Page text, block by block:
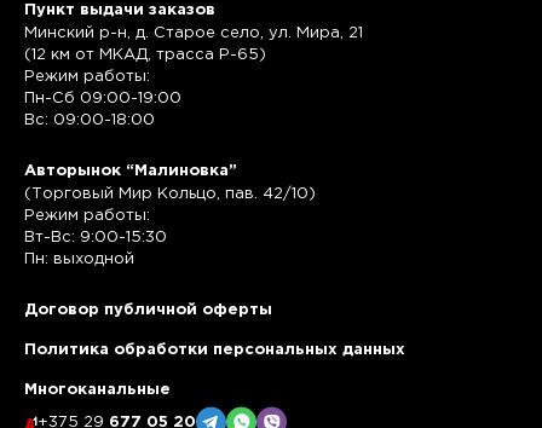
Пункт выдачи заказов
Минский р-н, д. Старое село, ул. Мира, 21
(12 км от МКАД, трасса P-65)
Режим работы:
Пн-Сб 09:00-19:00
Вс: 09:00-18:00
Авторынок “Малиновка”
(Торговый Мир Кольцо, пав. 42/10)
Режим работы:
Вт-Вс: 9:00-15:30
Пн: выходной
Договор публичной оферты
Политика обработки персональных данных
Многоканальные
+375 29 677 05 20